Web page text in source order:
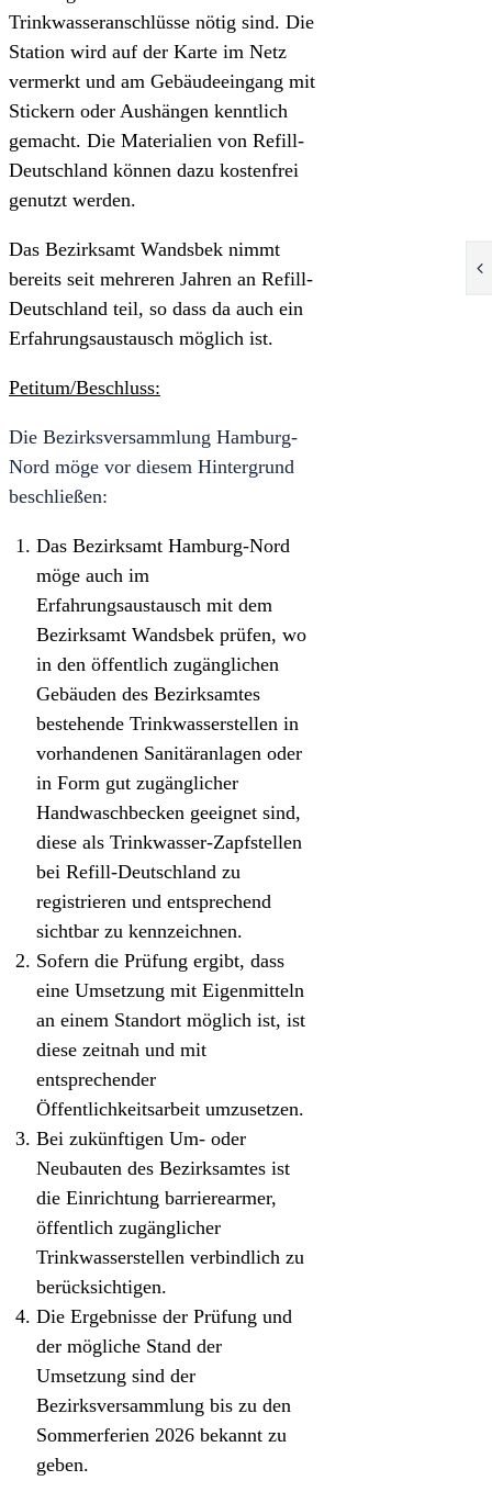
Trinkwasseranschlüsse nötig sind. Die
Station wird auf der Karte im Netz
vermerkt und am Gebäudeeingang mit
Stickern oder Aushängen kenntlich
gemacht. Die Materialien von Refill-
Deutschland können dazu kostenfrei
genutzt werden.
Das Bezirksamt Wandsbek nimmt
bereits seit mehreren Jahren an Refill-
Deutschland teil, so dass da auch ein
Erfahrungsaustausch möglich ist.
Petitum/Beschluss:
Die Bezirksversammlung Hamburg-
Nord möge vor diesem Hintergrund
beschließen:
Das Bezirksamt Hamburg-Nord
möge auch im
Erfahrungsaustausch mit dem
Bezirksamt Wandsbek prüfen, wo
in den öffentlich zugänglichen
Gebäuden des Bezirksamtes
bestehende Trinkwasserstellen in
vorhandenen Sanitäranlagen oder
in Form gut zugänglicher
Handwaschbecken geeignet sind,
diese als Trinkwasser-Zapfstellen
bei Refill-Deutschland zu
registrieren und entsprechend
sichtbar zu kennzeichnen.
Sofern die Prüfung ergibt, dass
eine Umsetzung mit Eigenmitteln
an einem Standort möglich ist, ist
diese zeitnah und mit
entsprechender
Öffentlichkeitsarbeit umzusetzen.
Bei zukünftigen Um- oder
Neubauten des Bezirksamtes ist
die Einrichtung barrierearmer,
öffentlich zugänglicher
Trinkwasserstellen verbindlich zu
berücksichtigen.
Die Ergebnisse der Prüfung und
der mögliche Stand der
Umsetzung sind der
Bezirksversammlung bis zu den
Sommerferien 2026 bekannt zu
geben.